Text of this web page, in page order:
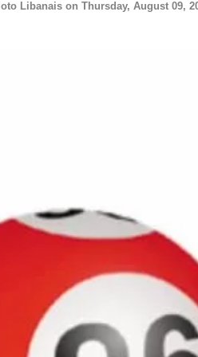
loto Libanais on Thursday, August 09,